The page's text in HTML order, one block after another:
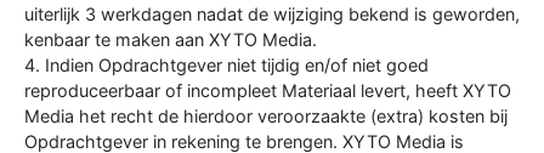
uiterlijk 3 werkdagen nadat de wijziging bekend is geworden,
kenbaar te maken aan XYTO Media.
4. Indien Opdrachtgever niet tijdig en/of niet goed
reproduceerbaar of incompleet Materiaal levert, heeft XYTO
Media het recht de hierdoor veroorzaakte (extra) kosten bij
Opdrachtgever in rekening te brengen. XYTO Media is